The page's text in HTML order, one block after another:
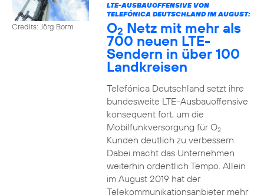
Credits: Jörg Borm
LTE-AUSBAUOFFENSIVE VON
TELEFÓNICA DEUTSCHLAND IM AUGUST:
O2 Netz mit mehr als
700 neuen LTE-
Sendern in über 100
Landkreisen
Telefónica Deutschland setzt ihre
bundesweite LTE-Ausbauoffensive
konsequent fort, um die
Mobilfunkversorgung für O2
Kunden deutlich zu verbessern.
Dabei macht das Unternehmen
weiterhin ordentlich Tempo. Allein
im August 2019 hat der
Telekommunikationsanbieter mehr